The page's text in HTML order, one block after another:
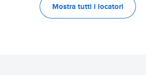
Mostra tutti i locatori